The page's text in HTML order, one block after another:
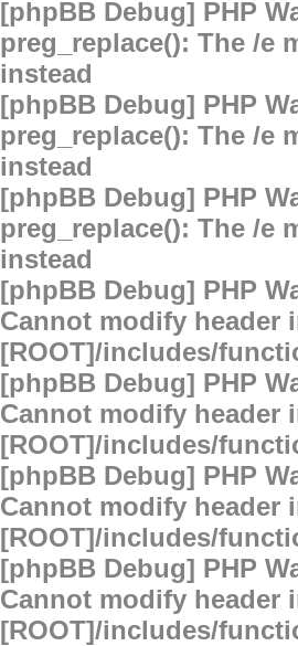
[phpBB Debug] PHP
preg_replace(): The /e
instead
[phpBB Debug] PHP
preg_replace(): The /e
instead
[phpBB Debug] PHP
preg_replace(): The /e
instead
[phpBB Debug] PHP
Cannot modify header
[ROOT]/includes/
[phpBB Debug] PHP
Cannot modify header
[ROOT]/includes/
[phpBB Debug] PHP
Cannot modify header
[ROOT]/includes/
[phpBB Debug] PHP
Cannot modify header
[ROOT]/includes/